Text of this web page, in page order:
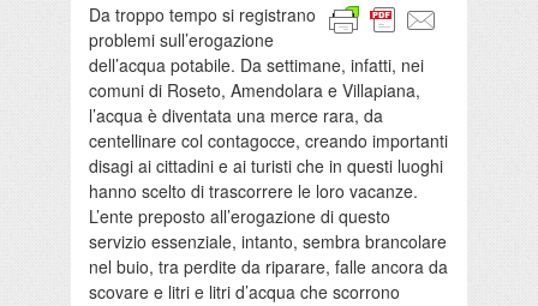
Da troppo tempo si registrano
problemi sull’erogazione
dell’acqua potabile. Da settimane, infatti, nei
comuni di Roseto, Amendolara e Villapiana,
l’acqua è diventata una merce rara, da
centellinare col contagocce, creando importanti
disagi ai cittadini e ai turisti che in questi luoghi
hanno scelto di trascorrere le loro vacanze.
L’ente preposto all’erogazione di questo
servizio essenziale, intanto, sembra brancolare
nel buio, tra perdite da riparare, falle ancora da
scovare e litri e litri d’acqua che scorrono